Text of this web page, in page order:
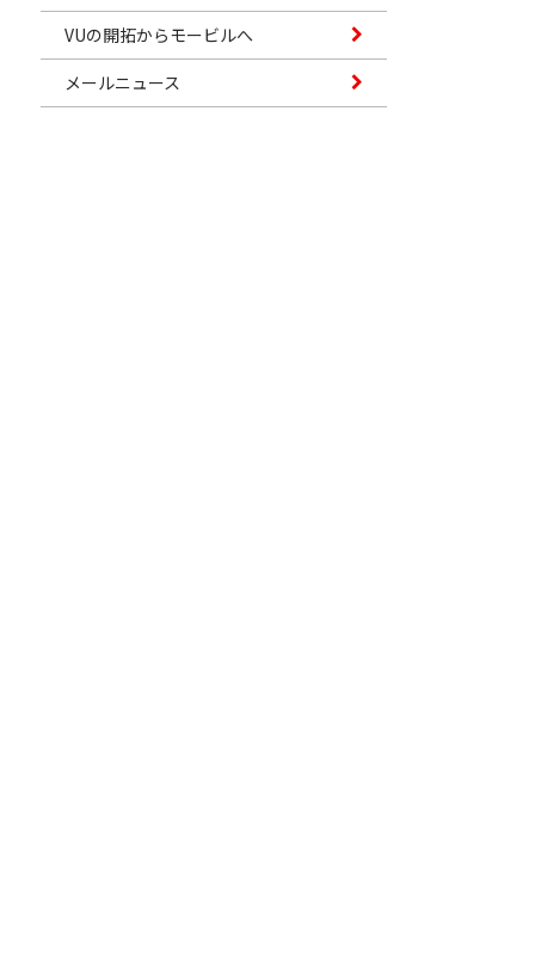
VUの開拓からモービルへ
メールニュース